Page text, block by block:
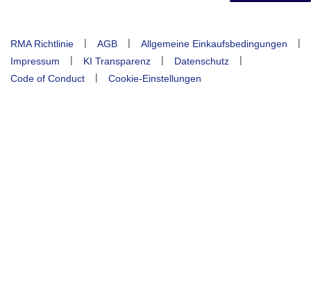
RMA Richtlinie | AGB | Allgemeine Einkaufsbedingungen
|
Impressum
| KI Transparenz | Datenschutz
|
Code of Conduct
| Cookie-Einstellungen